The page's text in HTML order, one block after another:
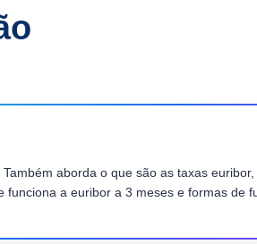
aborda o que são as taxas
a euribor a 3 meses e formas de